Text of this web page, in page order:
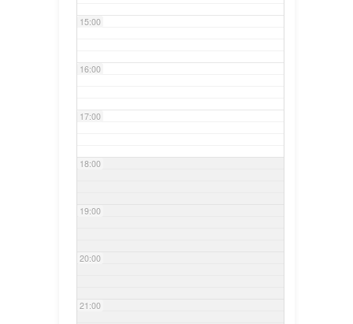
15:00
16:00
17:00
18:00
19:00
20:00
21:00